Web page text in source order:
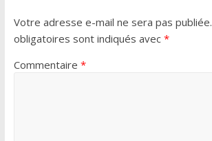
Votre adresse e-mail ne sera pas publiée.
obligatoires sont indiqués avec *
Commentaire *